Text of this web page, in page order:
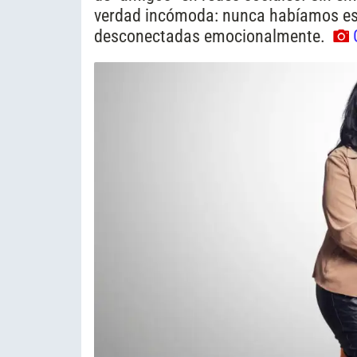
verdad incómoda: nunca habíamos
desconectadas emocionalmente.